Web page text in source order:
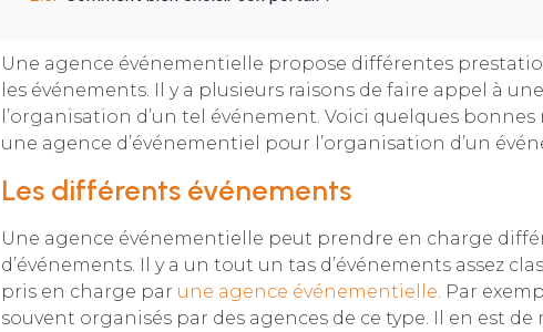
Une agence événementielle propose différentes
les événements. Il y a plusieurs raisons de faire appel à
l’organisation d’un tel événement. Voici quelques
une agence d’événementiel pour l’organisation d’un
Les différents événements
Une agence événementielle peut prendre en charge
d’événements. Il y a un tout un tas d’événements assez
pris en charge par une agence événementielle . Par
souvent organisés par des agences de ce type. Il en est de